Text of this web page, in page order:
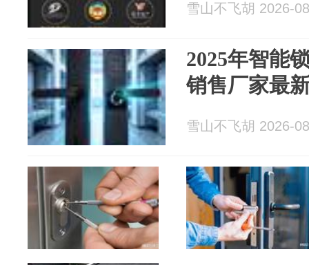
雪山不飞胡 2026-
2025年智能
销售厂家最
雪山不飞胡 2026-